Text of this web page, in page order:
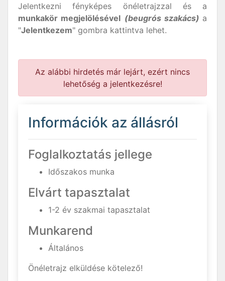
Jelentkezni fényképes önéletrajzzal és a
munkakör megjelölésével (beugrós szakács) a
"Jelentkezem" gombra kattintva lehet.
Az alábbi hirdetés már lejárt, ezért nincs
lehetőség a jelentkezésre!
Információk az állásról
Foglalkoztatás jellege
Időszakos munka
Elvárt tapasztalat
1-2 év szakmai tapasztalat
Munkarend
Általános
Önéletrajz elküldése kötelező!